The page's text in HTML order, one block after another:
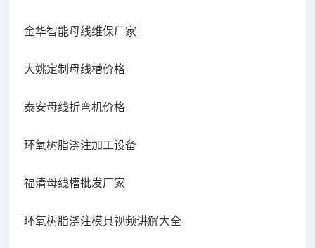
金华智能母线维保厂家
大姚定制母线槽价格
泰安母线折弯机价格
环氧树脂浇注加工设备
福清母线槽批发厂家
环氧树脂浇注模具视频讲解大全